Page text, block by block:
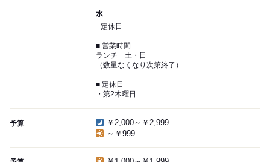
水
定休日
■ 営業時間
ランチ 土・日
（数量なくなり次第終了）
■ 定休日
・第2木曜日
予算
￥2,000～￥2,999
～￥999